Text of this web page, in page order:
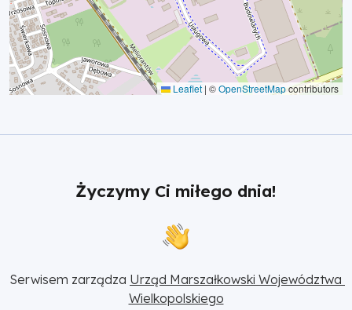
Leaflet | ©OpenStreetMapcontributors
Życzymy Ci miłego dnia!
Serwisem zarządza Urząd Marszałkowski Województwa
Wielkopolskiego